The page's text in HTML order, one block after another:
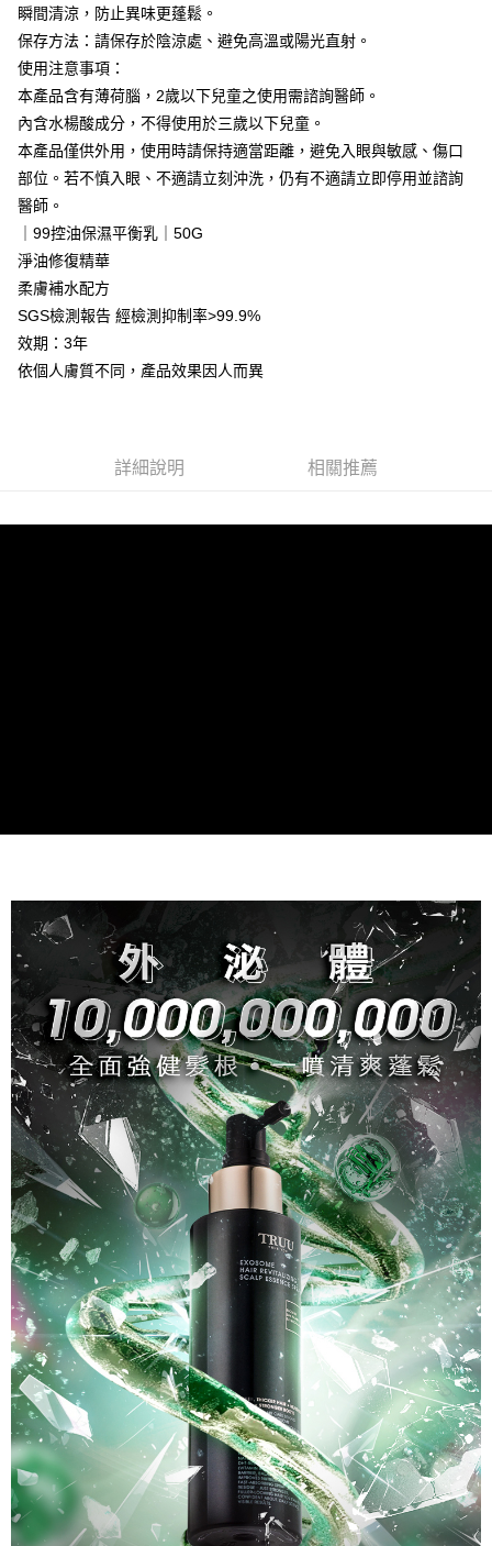
買賣價金債權讓與本公司後，依約使用本公司帳單繳交帳款。
2.基於同意付款使用「大哥付你分期」之契約關係目的，商店將以您的個人
資料（包含姓名、電話或地址）提供予台灣大哥大進項蒐集、處理及利用，
由本公司與您本人進行分期帳單所需資料之確認、核對及更正。
3.完整用戶服務條款，請詳閱以下連結：https://oppay.tw/userRule
後付繳納相關費用。
※ 交易是否成功請以「AFTEE先享後付 」之結帳頁面顯示為準，若有關於
是否繳費成功／繳費後需取消欲退款等相關疑問，請聯繫「AFTEE先享後付
客戶支援中心」
【注意事項】
易，需依本服務之必要範圍內提供個人資料，並將交易相關給付款項請求債
權轉讓予恩沛科技股份有限公司。
２．關於個人資料處理事宜，請瀏覽以下網址：
https://aftee.tw/terms/#terms3
３．未成年的使用者請事先徵得法定代理人或監護人之同意方可使用
「AFTEE先享後付」，若未經同意申辦者引起之損失，本公司不負相關責
任。
４．使用「AFTEE先享後付」時，將依據個別帳號之用戶狀況，依本公司即
時審查核予不同之上限額度；若仍有額度不足之情形，本公司將視審查結果
請求用戶進行身份認證。
恩沛科技股份有限公司將有權停止該用戶之使用額度並採取法律行動。
萊爾富取貨付款
每筆NT$80，滿NT$2,000(含以上)免運費
付款後萊爾富取貨
每筆NT$80，滿NT$1,880(含以上)免運費
7-11取貨付款
每筆NT$80，滿NT$2,000(含以上)免運費
付款後7-11取貨
每筆NT$80，滿NT$1,880(含以上)免運費
台灣宅配(便利帶)
每筆NT$80，滿NT$1,880(含以上)免運費
離島宅配
每筆NT$100，滿NT$2,000(含以上)免運費
瞬間清涼，防止異味更蓬鬆。
保存方法：請保存於陰涼處、避免高溫或陽光直射。
使用注意事項：
本產品含有薄荷腦，2歲以下兒童之使用需諮詢醫師。
內含水楊酸成分，不得使用於三歲以下兒童。
本產品僅供外用，使用時請保持適當距離，避免入眼與敏感、傷口
部位。若不慎入眼、不適請立刻沖洗，仍有不適請立即停用並諮詢
醫師。
｜99控油保濕平衡乳｜50G
淨油修復精華
柔膚補水配方
SGS檢測報告 經檢測抑制率>99.9%
效期：3年
依個人膚質不同，產品效果因人而異
詳細說明 相關推薦